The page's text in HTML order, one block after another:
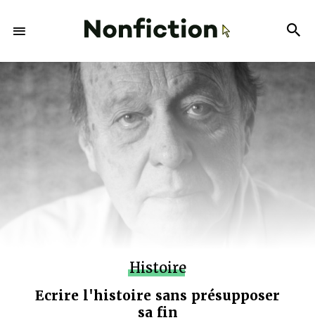
Histoire
Ecrire l'histoire sans présupposer
sa fin